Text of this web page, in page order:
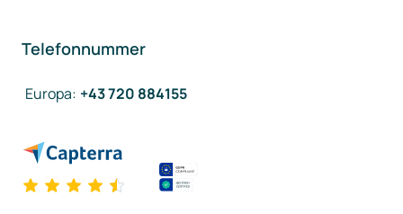
Telefonnummer
Europa: +43 720 884155